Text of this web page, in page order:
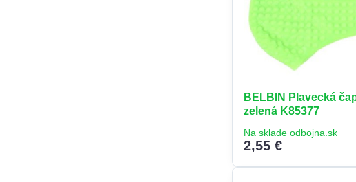
BELBIN Plavecká
zelená K85377
Na sklade odbojna.sk
2,55 €